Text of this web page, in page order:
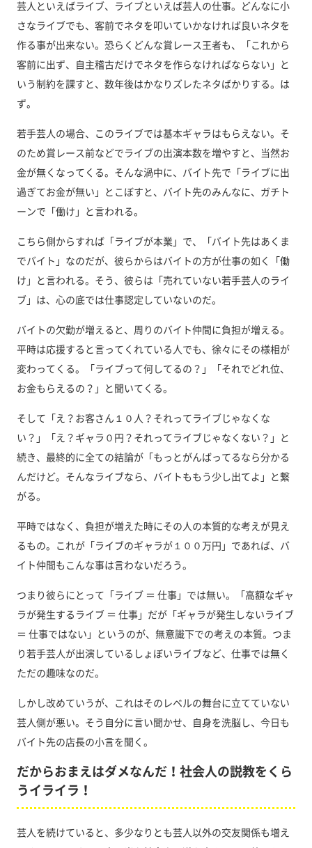
芸人といえばライブ、ライブといえば芸人の仕事。どんなに小
さなライブでも、客前でネタを叩いていかなければ良いネタを
作る事が出来ない。恐らくどんな賞レース王者も、「これから
客前に出ず、自主稽古だけでネタを作らなければならない」と
いう制約を課すと、数年後はかなりズレたネタばかりする。は
ず。
若手芸人の場合、このライブでは基本ギャラはもらえない。そ
のため賞レース前などでライブの出演本数を増やすと、当然お
金が無くなってくる。そんな渦中に、バイト先で「ライブに出
過ぎてお金が無い」とこぼすと、バイト先のみんなに、ガチト
ーンで「働け」と言われる。
こちら側からすれば「ライブが本業」で、「バイト先はあくま
でバイト」なのだが、彼らからはバイトの方が仕事の如く「働
け」と言われる。そう、彼らは「売れていない若手芸人のライ
ブ」は、心の底では仕事認定していないのだ。
バイトの欠勤が増えると、周りのバイト仲間に負担が増える。
平時は応援すると言ってくれている人でも、徐々にその様相が
変わってくる。「ライブって何してるの？」「それでどれ位、
お金もらえるの？」と聞いてくる。
そして「え？お客さん１０人？それってライブじゃなくな
い？」「え？ギャラ０円？それってライブじゃなくない？」と
続き、最終的に全ての結論が「もっとがんばってるなら分かる
んだけど。そんなライブなら、バイトももう少し出てよ」と繋
がる。
平時ではなく、負担が増えた時にその人の本質的な考えが見え
るもの。これが「ライブのギャラが１００万円」であれば、バ
イト仲間もこんな事は言わないだろう。
つまり彼らにとって「ライブ ＝ 仕事」では無い。「高額なギャ
ラが発生するライブ ＝ 仕事」だが「ギャラが発生しないライブ
＝ 仕事ではない」というのが、無意識下での考えの本質。つま
り若手芸人が出演しているしょぼいライブなど、仕事では無く
ただの趣味なのだ。
しかし改めていうが、これはそのレベルの舞台に立てていない
芸人側が悪い。そう自分に言い聞かせ、自身を洗脳し、今日も
バイト先の店長の小言を聞く。
だからおまえはダメなんだ！社会人の説教をくら
うイライラ！
芸人を続けていると、多少なりとも芸人以外の交友関係も増え